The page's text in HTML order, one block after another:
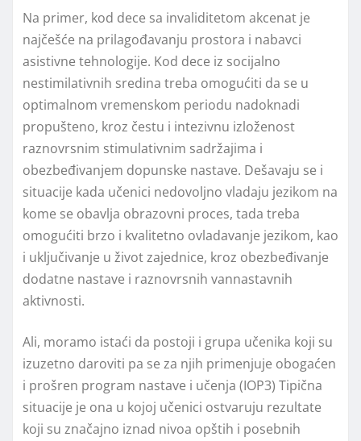
Na primer, kod dece sa invaliditetom akcenat je
najčešće na prilagođavanju prostora i nabavci
asistivne tehnologije. Kod dece iz socijalno
nestimilativnih sredina treba omogućiti da se u
optimalnom vremenskom periodu nadoknadi
propušteno, kroz čestu i intezivnu izloženost
raznovrsnim stimulativnim sadržajima i
obezbeđivanjem dopunske nastave. Dešavaju se i
situacije kada učenici nedovolјno vladaju jezikom na
kome se obavlјa obrazovni proces, tada treba
omogućiti brzo i kvalitetno ovladavanje jezikom, kao
i uklјučivanje u život zajednice, kroz obezbeđivanje
dodatne nastave i raznovrsnih vannastavnih
aktivnosti.
Ali, moramo istaći da postoji i grupa učenika koji su
izuzetno daroviti pa se za njih primenjuje obogaćen
i prošren program nastave i učenja (IOP3) Tipična
situacije je ona u kojoj učenici ostvaruju rezultate
koji su značajno iznad nivoa opštih i posebnih